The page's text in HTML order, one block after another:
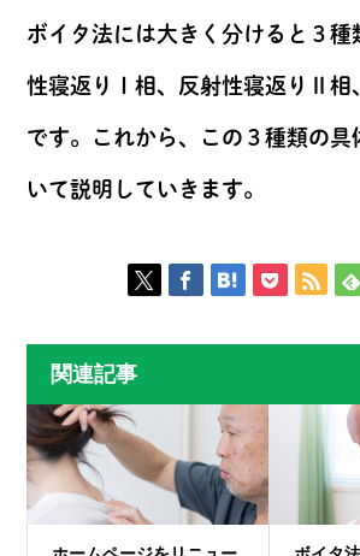
ボイタ法には大きく分けると３種
性寝返りⅠ相、反射性寝返りⅡ相
です。これから、この３種類の具
いて説明していきます。
関連記事